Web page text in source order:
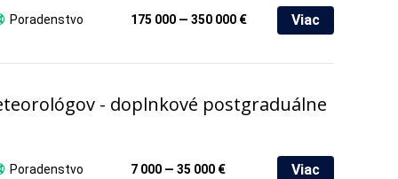
Poradenstvo 175 000 — 350 000 € Viac
- doplnkové postgraduálne
Poradenstvo 7 000 — 35 000 € Viac